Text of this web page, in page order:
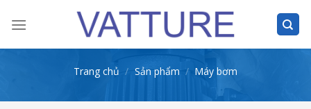
Trang chủ / Sản phẩm / Máy bơm